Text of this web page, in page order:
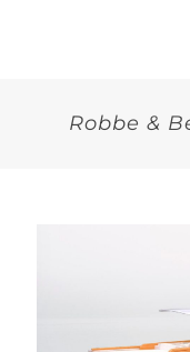
Robbe &